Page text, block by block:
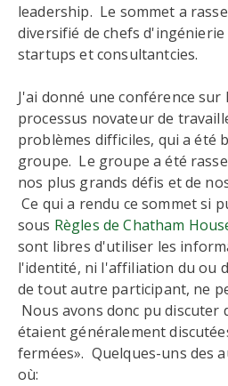
leadership. Le sommet a
diversifié de chefs
startups et consultantcies.
J'ai donné une conférence sur
processus novateur de
problèmes difficiles, qui a été
groupe. Le groupe a été
nos plus grands défis et de
Ce qui a rendu ce sommet si
sous Règles de Chatham
sont libres d'utiliser les
l'identité, ni l'affiliation du ou
de tout autre participant, ne
Nous avons donc pu discuter
étaient généralement
fermées». Quelques-uns des
où: